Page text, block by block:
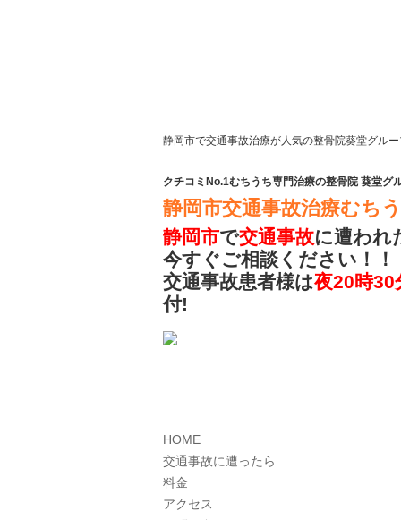
静岡市で交通事故治療が人気の整骨院葵堂グル
クチコミNo.1むちうち専門治療の整骨院 葵堂グ
静岡市交通事故治療むち
静岡市で交通事故に遭われ
今すぐご相談ください！！
交通事故患者様は夜20時30
付!
HOME
交通事故に遭ったら
料金
アクセス